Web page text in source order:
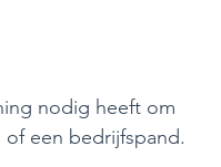
nodig heeft om
een bedrijfspand.